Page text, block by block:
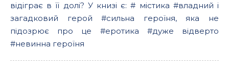
відіграє в її долі? У книзі є: # містика #владний і
загадковий герой #сильна героїня, яка не
підозрює про це #еротика #дуже відверто
#невинна героїня